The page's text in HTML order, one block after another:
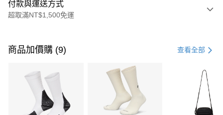
付款與運送方式
超取滿NT$1,500免運
信用卡一次付款
3 期 0 利率 每期 21家銀行
合作金庫商業銀行
第一商業銀行
華南商業銀行
彰化商業銀行
商品加價購 (9) 查看全部